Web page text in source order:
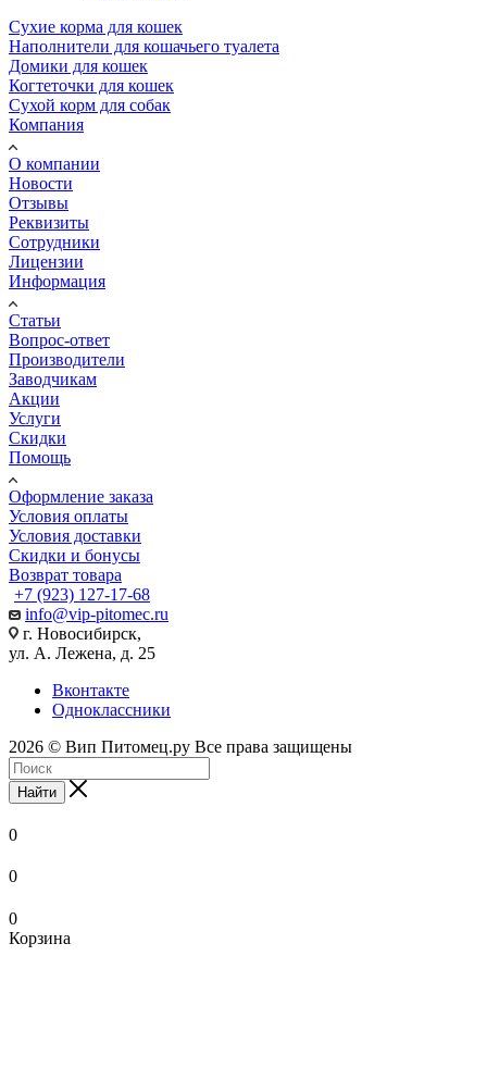
Сухие корма для кошек
Наполнители для кошачьего туалета
Домики для кошек
Когтеточки для кошек
Сухой корм для собак
Компания
О компании
Новости
Отзывы
Реквизиты
Сотрудники
Лицензии
Информация
Статьи
Вопрос-ответ
Производители
Заводчикам
Акции
Услуги
Скидки
Помощь
Оформление заказа
Условия оплаты
Условия доставки
Скидки и бонусы
Возврат товара
+7 (923) 127-17-68
info@vip-pitomec.ru
г. Новосибирск,
ул. А. Лежена, д. 25
Вконтакте
Одноклассники
2026 © Вип Питомец.ру Все права защищены
Найти
0
0
0
Корзина